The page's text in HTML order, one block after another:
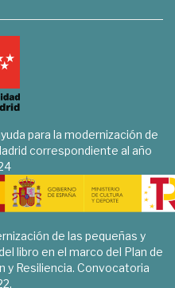
para la modernización de
correspondiente al año
de las pequeñas y
libro en el marco del Plan de
y Resiliencia. Convocatoria